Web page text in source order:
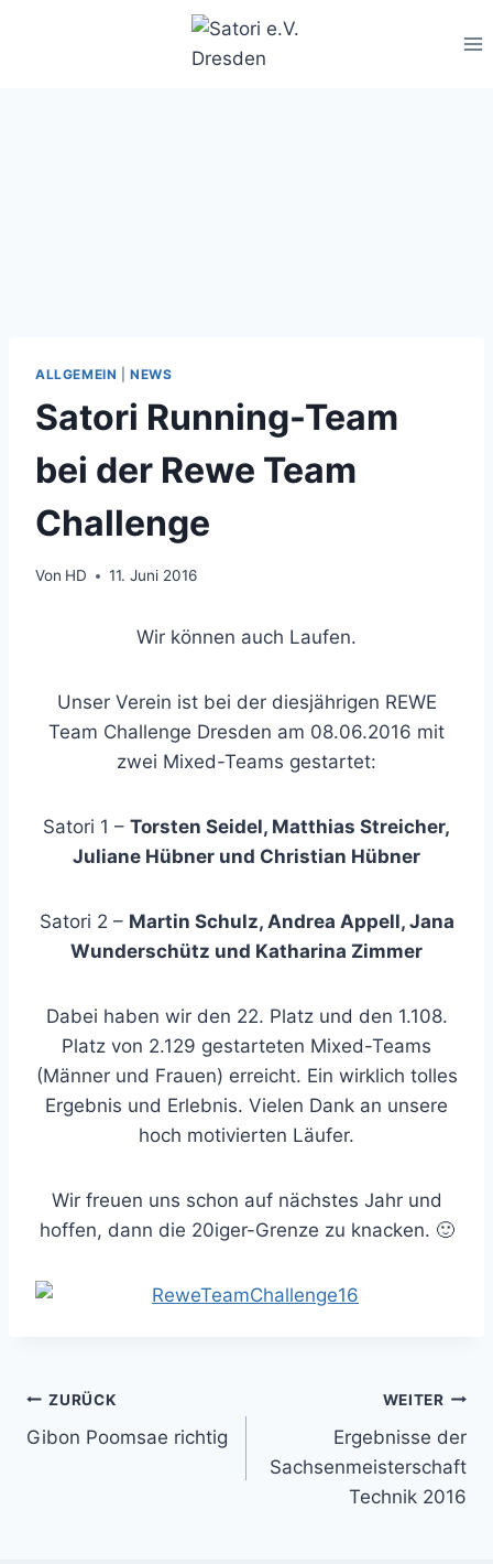
ALLGEMEIN |NEWS
Satori Running-Team
bei der Rewe Team
Challenge
Von HD 11. Juni 2016
Wir können auch Laufen.
Unser Verein ist bei der diesjährigen REWE
Team Challenge Dresden am 08.06.2016 mit
zwei Mixed-Teams gestartet:
Satori 1 – Torsten Seidel, Matthias Streicher,
Juliane Hübner und Christian Hübner
Satori 2 – Martin Schulz, Andrea Appell, Jana
Wunderschütz und Katharina Zimmer
Dabei haben wir den 22. Platz und den 1.108.
Platz von 2.129 gestarteten Mixed-Teams
(Männer und Frauen) erreicht. Ein wirklich tolles
Ergebnis und Erlebnis. Vielen Dank an unsere
hoch motivierten Läufer.
Wir freuen uns schon auf nächstes Jahr und
hoffen, dann die 20iger-Grenze zu knacken. 🙂
Beitragsnavigation
ZURÜCK
Gibon Poomsae richtig
WEITER
Ergebnisse der
Sachsenmeisterschaft
Technik 2016